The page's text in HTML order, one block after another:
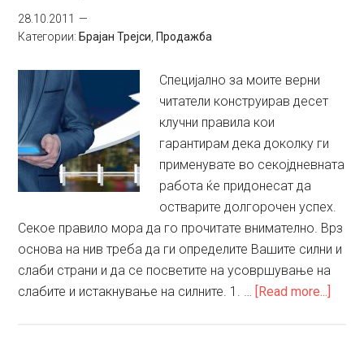
28.10.2011
Категории: Брајан Трејси Продажба
Специјално за моите верни
читатели конструирав десет
клучни правила кои
гарантирам дека доколку ги
применувате во секојдневната
работа ќе придонесат да
остварите долгорочен успех.
Секое правило мора да го прочитате внимателно. Врз
основа на нив треба да ги определите Вашите силни и
слаби страни и да се посветите на усовршување на
слабите и истакнување на силните. 1. … [Read more...]